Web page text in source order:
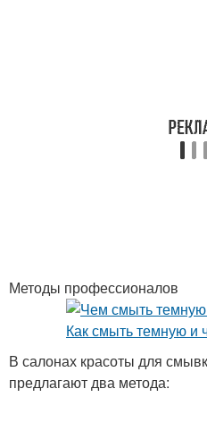
Методы профессионалов
В салонах красоты для
предлагают два метода: